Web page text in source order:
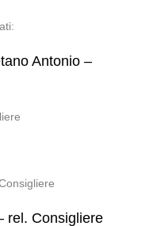
Antonio –
rel. Consigliere